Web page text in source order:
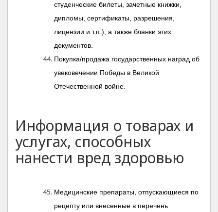
студенческие билеты, зачетные книжки,
дипломы, сертификаты, разрешения,
лицензии и т.п.), а также бланки этих
документов.
Покупка/продажа государственных наград об
увековечении Победы в Великой
Отечественной войне.
Информация о товарах и
услугах, способных
нанести вред здоровью
Медицинские препараты, отпускающиеся по
рецепту или внесенные в перечень